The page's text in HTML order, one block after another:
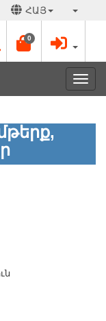
ՀԱՅ
0